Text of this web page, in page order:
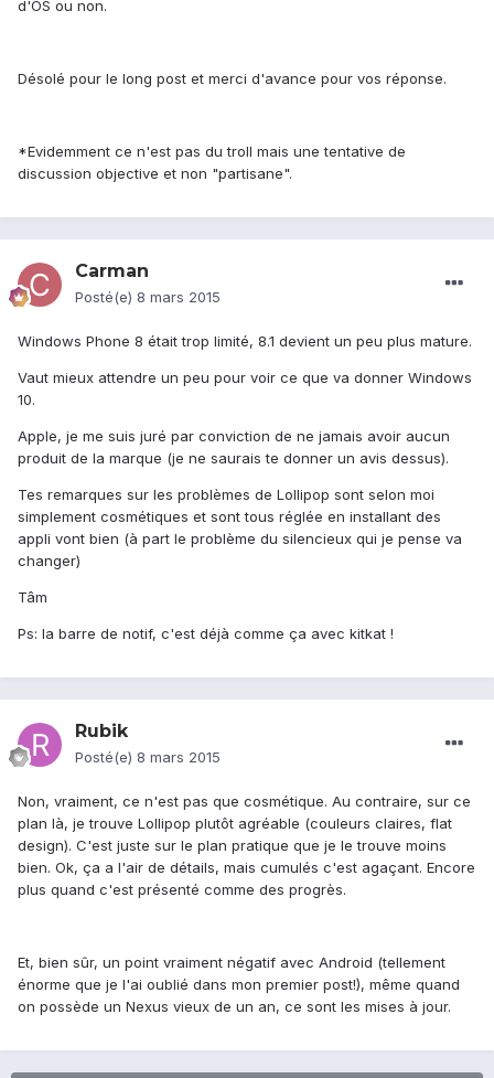
d'OS ou non.
Désolé pour le long post et merci d'avance pour vos réponse.
*Evidemment ce n'est pas du troll mais une tentative de
discussion objective et non "partisane".
Carman
Posté(e) 8 mars 2015
Windows Phone 8 était trop limité, 8.1 devient un peu plus mature.
Vaut mieux attendre un peu pour voir ce que va donner Windows
10.
Apple, je me suis juré par conviction de ne jamais avoir aucun
produit de la marque (je ne saurais te donner un avis dessus).
Tes remarques sur les problèmes de Lollipop sont selon moi
simplement cosmétiques et sont tous réglée en installant des
appli vont bien (à part le problème du silencieux qui je pense va
changer)
Tâm
Ps: la barre de notif, c'est déjà comme ça avec kitkat !
Rubik
Posté(e) 8 mars 2015
Non, vraiment, ce n'est pas que cosmétique. Au contraire, sur ce
plan là, je trouve Lollipop plutôt agréable (couleurs claires, flat
design). C'est juste sur le plan pratique que je le trouve moins
bien. Ok, ça a l'air de détails, mais cumulés c'est agaçant. Encore
plus quand c'est présenté comme des progrès.
Et, bien sûr, un point vraiment négatif avec Android (tellement
énorme que je l'ai oublié dans mon premier post!), même quand
on possède un Nexus vieux de un an, ce sont les mises à jour.